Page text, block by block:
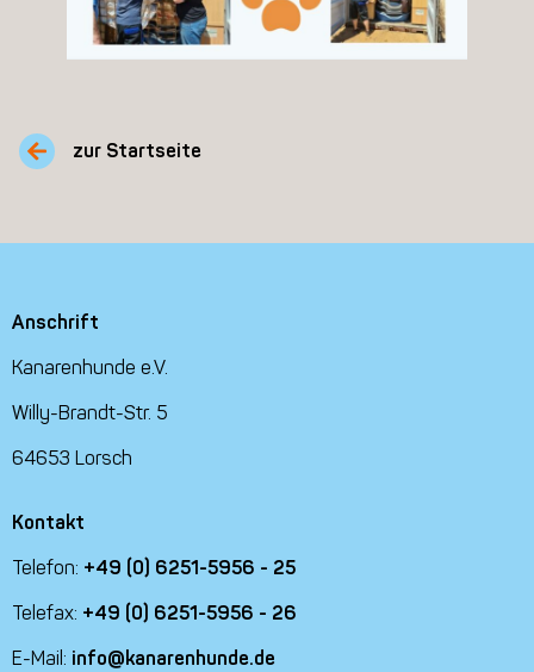
zur Startseite
Anschrift
Kanarenhunde e.V.
Willy-Brandt-Str. 5
64653 Lorsch
Kontakt
Telefon: +49 (0) 6251-5956 - 25
Telefax: +49 (0) 6251-5956 - 26
E-Mail: info@kanarenhunde.de